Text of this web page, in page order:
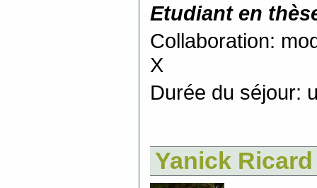
Etudiant en
Collaboration:
X
Durée du séjour:
Yanick Ricard